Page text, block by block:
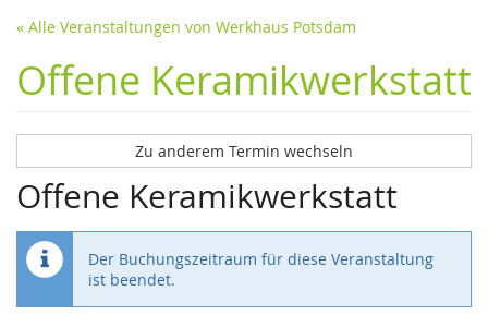
« Alle Veranstaltungen von Werkhaus Potsdam
Offene Keramikwerkstatt
Zu anderem Termin wechseln
Offene Keramikwerkstatt
Der Buchungszeitraum für diese Veranstaltung
ist beendet.